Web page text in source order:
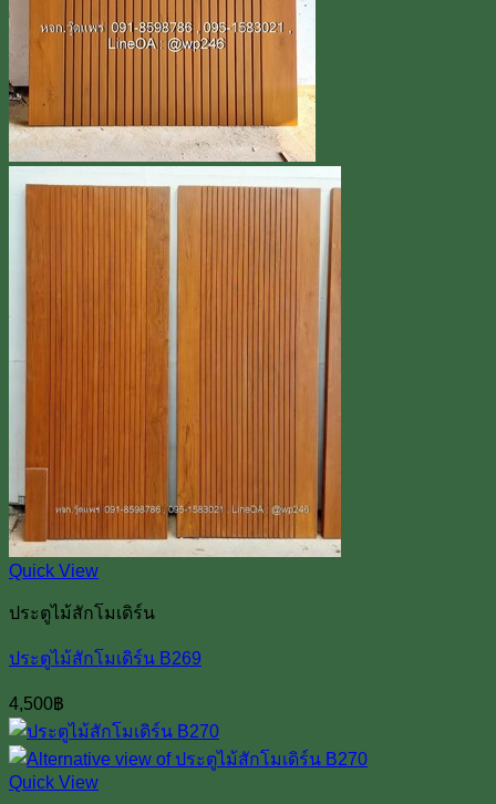
Quick View
ประตูไม้สักโมเดิร์น
ประตูไม้สักโมเดิร์น B269
4,500฿
Quick View